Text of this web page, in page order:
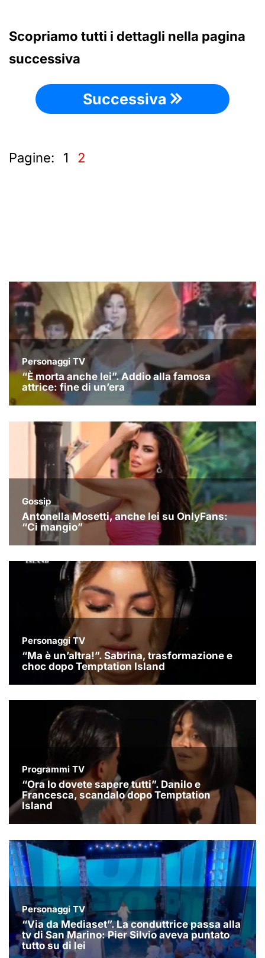
Scopriamo tutti i dettagli nella pagina
successiva
Successiva
Pagine: 1 2